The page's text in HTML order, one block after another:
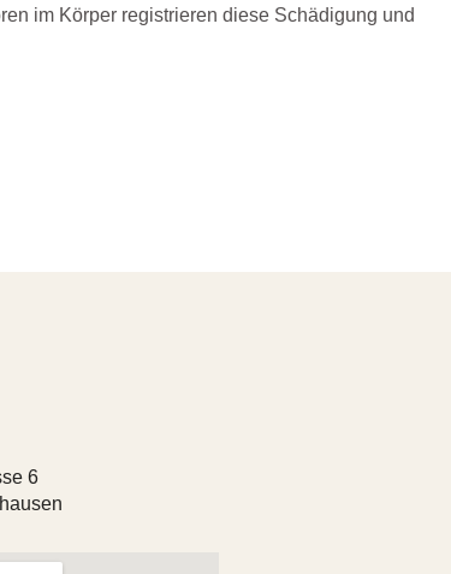
im Körper registrieren diese Schädigung und
6